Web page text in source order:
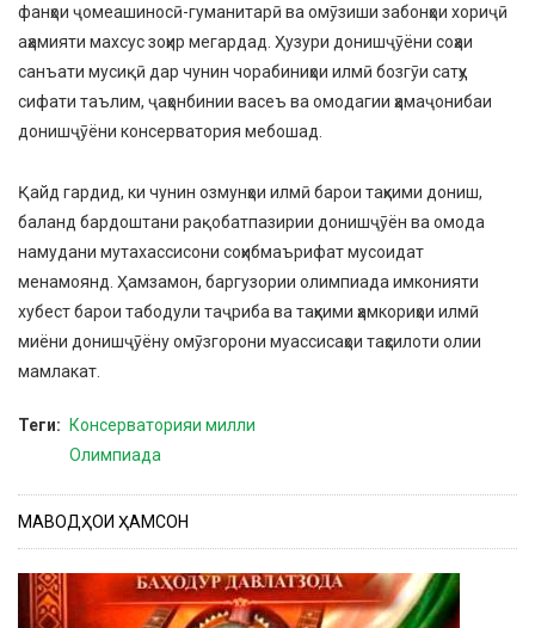
фанҳои ҷомеашиносӣ-гуманитарӣ ва омӯзиши забонҳои хориҷӣ
аҳамияти махсус зоҳир мегардад. Ҳузури донишҷӯёни соҳаи
санъати мусиқӣ дар чунин чорабиниҳои илмӣ бозгӯи сатҳу
сифати таълим, ҷаҳонбинии васеъ ва омодагии ҳамаҷонибаи
донишҷӯёни консерватория мебошад.
Қайд гардид, ки чунин озмунҳои илмӣ барои таҳкими дониш,
баланд бардоштани рақобатпазирии донишҷӯён ва омода
намудани мутахассисони соҳибмаърифат мусоидат
менамоянд. Ҳамзамон, баргузории олимпиада имконияти
хубест барои табодули таҷриба ва таҳкими ҳамкориҳои илмӣ
миёни донишҷӯёну омӯзгорони муассисаҳои таҳсилоти олии
мамлакат.
Теги
Консерваторияи милли
Олимпиада
МАВОДҲОИ ҲАМСОН